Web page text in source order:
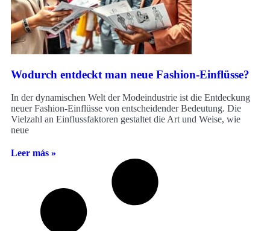
Wodurch entdeckt man neue Fashion-Einflüsse?
In der dynamischen Welt der Modeindustrie ist die Entdeckung
neuer Fashion-Einflüsse von entscheidender Bedeutung. Die
Vielzahl an Einflussfaktoren gestaltet die Art und Weise, wie
neue
Leer más »